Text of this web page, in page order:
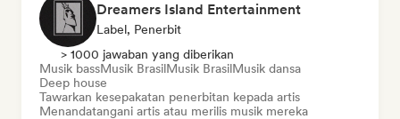
Dreamers Island Entertainment
Label, Penerbit
> 1000 jawaban yang diberikan
Musik bassMusik BrasilMusik BrasilMusik dansa
Deep house
Tawarkan kesepakatan penerbitan kepada artis
Menandatangani artis atau merilis musik mereka